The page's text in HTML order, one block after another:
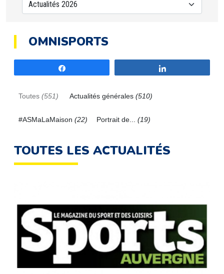
OMNISPORTS
Toutes (551) Actualités générales (510)
#ASMaLaMaison (22) Portrait de... (19)
TOUTES LES ACTUALITÉS